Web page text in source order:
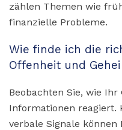
zählen Themen wie
finanzielle Probleme.
Wie finde ich die
Offenheit und
Beobachten Sie, wie
Informationen reagiert.
verbale Signale können